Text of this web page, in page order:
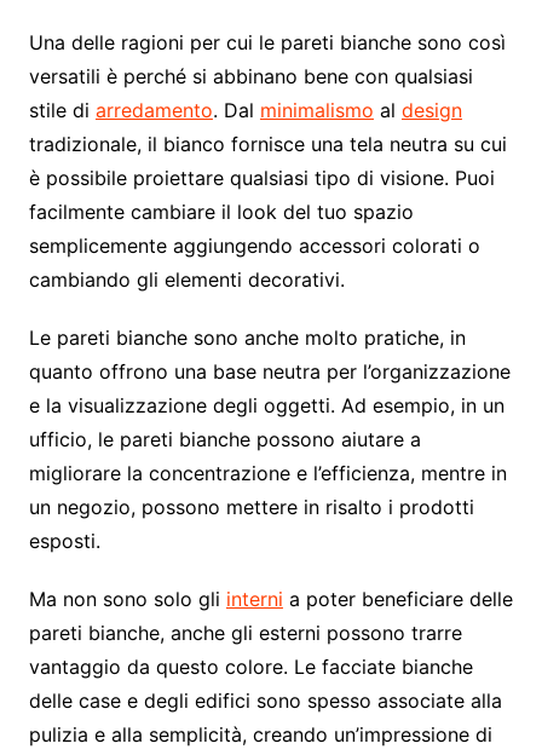
Una delle ragioni per cui le pareti bianche sono così
versatili è perché si abbinano bene con qualsiasi
stile di arredamento. Dal minimalismo al design
tradizionale, il bianco fornisce una tela neutra su cui
è possibile proiettare qualsiasi tipo di visione. Puoi
facilmente cambiare il look del tuo spazio
semplicemente aggiungendo accessori colorati o
cambiando gli elementi decorativi.
Le pareti bianche sono anche molto pratiche, in
quanto offrono una base neutra per l’organizzazione
e la visualizzazione degli oggetti. Ad esempio, in un
ufficio, le pareti bianche possono aiutare a
migliorare la concentrazione e l’efficienza, mentre in
un negozio, possono mettere in risalto i prodotti
esposti.
Ma non sono solo gli interni a poter beneficiare delle
pareti bianche, anche gli esterni possono trarre
vantaggio da questo colore. Le facciate bianche
delle case e degli edifici sono spesso associate alla
pulizia e alla semplicità, creando un’impressione di